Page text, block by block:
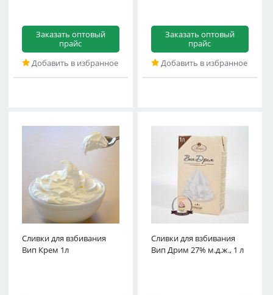
Заказать оптовый
прайс
Добавить в избранное
Заказать оптовый
прайс
Добавить в избранное
Сливки для взбивания
Вип Крем 1л
Сливки для взбивания
Вип Дрим 27% м.д.ж., 1 л